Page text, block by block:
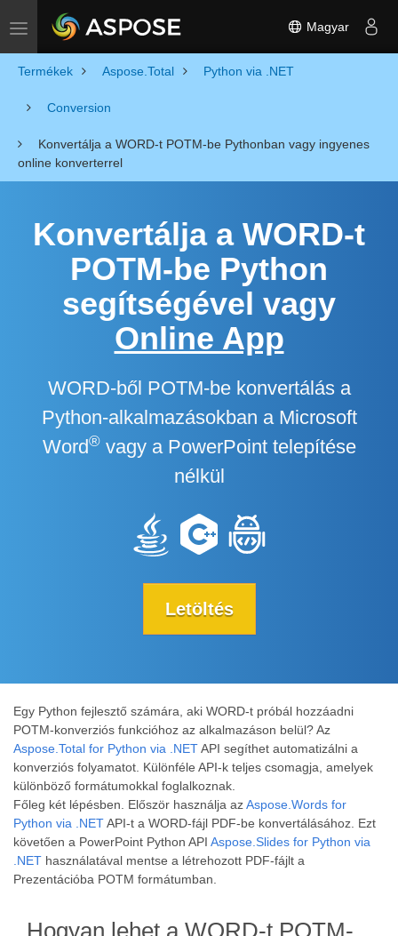
Toggle navigation Magyar
Termékek Aspose.Total Python via .NET
Conversion
Konvertálja a WORD-t POTM-be Pythonban vagy ingyenes
online konverterrel
Konvertálja a WORD-t
POTM-be Python
segítségével vagy
Online App
WORD-ből POTM-be konvertálás a
Python-alkalmazásokban a Microsoft
Word®vagy a PowerPoint telepítése
nélkül
Letöltés
Egy Python fejlesztő számára, aki WORD-t próbál hozzáadni
POTM-konverziós funkcióhoz az alkalmazáson belül? Az
Aspose.Total for Python via .NETAPI segíthet automatizálni a
konverziós folyamatot. Különféle API-k teljes csomagja, amelyek
különböző formátumokkal foglalkoznak.
Főleg két lépésben. Először használja azAspose.Words for
Python via .NETAPI-t a WORD-fájl PDF-be konvertálásához. Ezt
követően a PowerPoint Python API Aspose.Slides for Python via
.NET használatával mentse a létrehozott PDF-fájlt a
Prezentációba POTM formátumban.
Hogyan lehet a WORD-t POTM-